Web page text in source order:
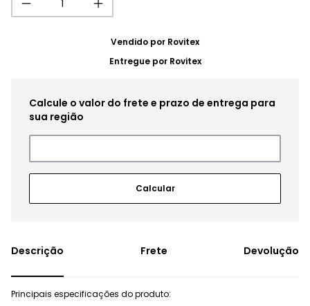
Vendido por Rovitex
Entregue por Rovitex
Frete Devolução
Principais especificações do produto: